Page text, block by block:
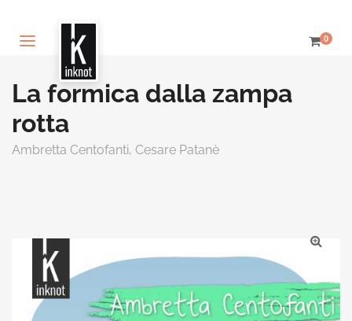
0
La formica dalla zampa
rotta
Ambretta Centofanti, Cesare Patanè